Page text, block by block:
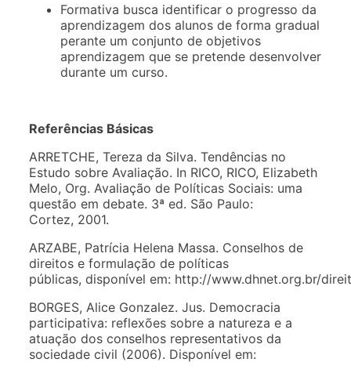
Formativa busca identificar o progresso da
aprendizagem dos alunos de forma gradual
perante um conjunto de objetivos
aprendizagem que se pretende desenvolver
durante um curso.
Referências Básicas
ARRETCHE, Tereza da Silva. Tendências no
Estudo sobre Avaliação. In RICO, RICO, Elizabeth
Melo, Org. Avaliação de Políticas Sociais: uma
questão em debate. 3ª ed. São Paulo:
Cortez, 2001.
ARZABE, Patrícia Helena Massa. Conselhos de
direitos e formulação de políticas
públicas, disponível em: http://www.dhnet.org.br/
BORGES, Alice Gonzalez. Jus. Democracia
participativa: reflexões sobre a natureza e a
atuação dos conselhos representativos da
sociedade civil (2006). Disponível em: